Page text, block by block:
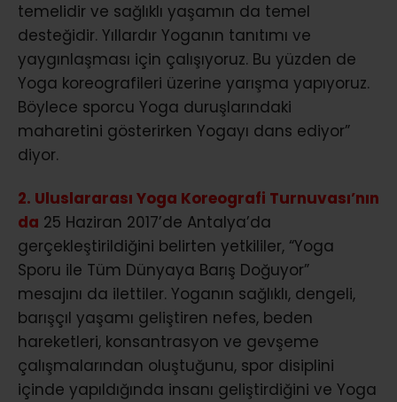
temelidir ve sağlıklı yaşamın da temel
desteğidir. Yıllardır Yoganın tanıtımı ve
yaygınlaşması için çalışıyoruz. Bu yüzden de
Yoga koreografileri üzerine yarışma yapıyoruz.
Böylece sporcu Yoga duruşlarındaki
maharetini gösterirken Yogayı dans ediyor”
diyor.
2. Uluslararası Yoga Koreografi Turnuvası’nın
da 25 Haziran 2017’de Antalya’da
gerçekleştirildiğini belirten yetkililer, “Yoga
Sporu ile Tüm Dünyaya Barış Doğuyor”
mesajını da ilettiler. Yoganın sağlıklı, dengeli,
barışçıl yaşamı geliştiren nefes, beden
hareketleri, konsantrasyon ve gevşeme
çalışmalarından oluştuğunu, spor disiplini
içinde yapıldığında insanı geliştirdiğini ve Yoga